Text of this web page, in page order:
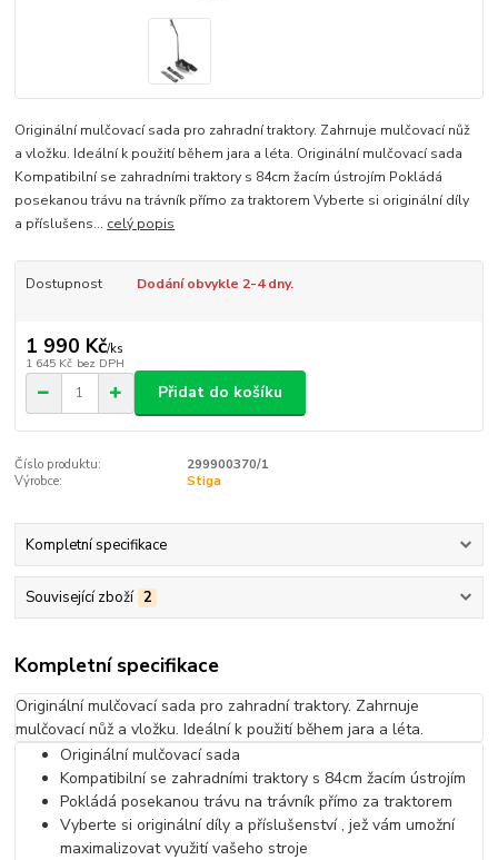
Originální mulčovací sada pro zahradní traktory. Zahrnuje mulčovací nůž
a vložku. Ideální k použití během jara a léta. Originální mulčovací sada
Kompatibilní se zahradními traktory s 84cm žacím ústrojím Pokládá
posekanou trávu na trávník přímo za traktorem Vyberte si originální díly
a příslušens... celý popis
Dostupnost Dodání obvykle 2-4 dny.
1 990 Kč/ks
1 645 Kč bez DPH
Přidat do košíku
Číslo produktu:
299900370/1
Výrobce:
Stiga
Kompletní specifikace
Související zboží 2
Kompletní specifikace
Originální mulčovací sada pro zahradní traktory. Zahrnuje
mulčovací nůž a vložku. Ideální k použití během jara a léta.
Originální mulčovací sada
Kompatibilní se zahradními traktory s 84cm žacím ústrojím
Pokládá posekanou trávu na trávník přímo za traktorem
Vyberte si originální díly a příslušenství , jež vám umožní
maximalizovat využití vašeho stroje